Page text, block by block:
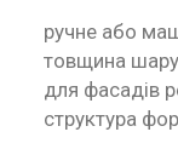
ручне або
товщина
для фасадів
структура